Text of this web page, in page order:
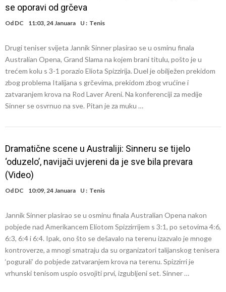
se oporavi od grčeva
Od DC 11:03, 24 Januara U : Tenis
Drugi teniser svijeta Jannik Sinner plasirao se u osminu finala
Australian Opena, Grand Slama na kojem brani titulu, pošto je u
trećem kolu s 3-1 porazio Eliota Spizzirija. Duel je obilježen prekidom
zbog problema Italijana s grčevima, prekidom zbog vrućine i
zatvaranjem krova na Rod Laver Areni. Na konferenciji za medije
Sinner se osvrnuo na sve. Pitan je za muku …
Dramatične scene u Australiji: Sinneru se tijelo
‘oduzelo’, navijači uvjereni da je sve bila prevara
(Video)
Od DC 10:09, 24 Januara U : Tenis
Jannik Sinner plasirao se u osminu finala Australian Opena nakon
pobjede nad Amerikancem Eliotom Spizzirrijem s 3:1, po setovima 4:6,
6:3, 6:4 i 6:4. Ipak, ono što se dešavalo na terenu izazvalo je mnoge
kontroverze, a mnogi smatraju da su organizatori talijanskog tenisera
‘pogurali’ do pobjede zatvaranjem krova na terenu. Spizzirri je
vrhunski tenisom uspio osvojiti prvi, izgubljeni set. Sinner …